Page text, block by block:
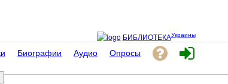
БИБЛИОТЕКАУкраины
Биографии Аудио Опросы